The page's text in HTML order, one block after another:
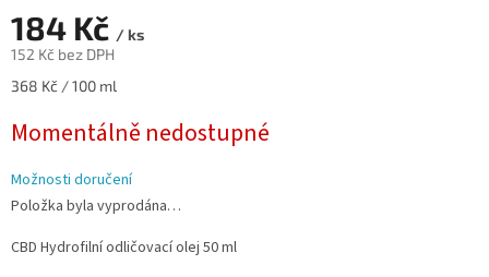
184 Kč / ks
152 Kč bez DPH
Měrná
368 Kč / 100 ml
Momentálně nedostupné
Možnosti doručení
Položka byla vyprodána…
CBD Hydrofilní odličovací olej 50 ml